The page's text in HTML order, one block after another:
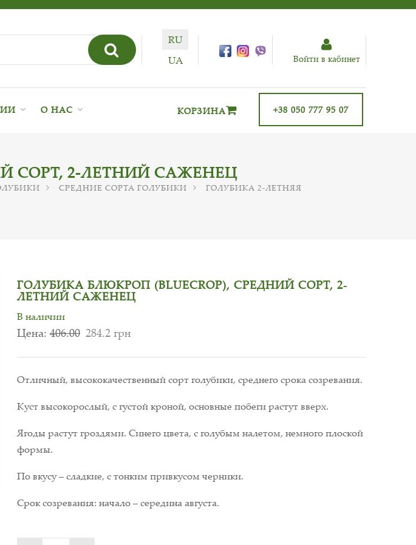
RU
UA
Войти в кабинет
О НАС +38 050 777 95 07
КОРЗИНА
СОРТ, 2-ЛЕТНИЙ САЖЕНЕЦ
СРЕДНИЕ СОРТА ГОЛУБИКИ
ГОЛУБИКА 2-ЛЕТНЯЯ
ГОЛУБИКА БЛЮКРОП (BLUECROP), СРЕДНИЙ СОРТ, 2-
ЛЕТНИЙ САЖЕНЕЦ
В наличии
Цена: 406.00 284.2 грн
Отличный, высококачественный сорт голубики, среднего срока созревания.
Куст высокорослый, с густой кроной, основные побеги растут вверх.
Ягоды растут гроздями. Синего цвета, с голубым налетом, немного плоской
формы.
По вкусу – сладкие, с тонким привкусом черники.
Срок созревания: начало – середина августа.